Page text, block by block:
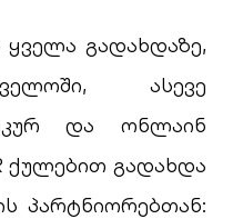
გადახდაზე,
ასევე
და ონლაინ
ქულებით გადახდა
პარტნიორებთან: